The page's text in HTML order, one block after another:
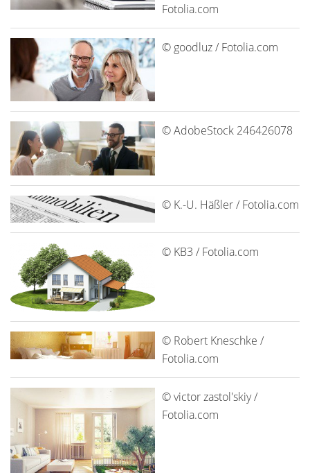
Fotolia.com
© goodluz / Fotolia.com
© AdobeStock 246426078
© K.-U. Häßler / Fotolia.com
© KB3 / Fotolia.com
© Robert Kneschke /
Fotolia.com
© victor zastol'skiy /
Fotolia.com